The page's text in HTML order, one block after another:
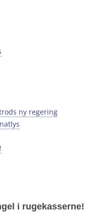
ny regering
i rugekasserne!